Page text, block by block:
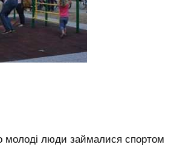
молоді люди займалися спортом